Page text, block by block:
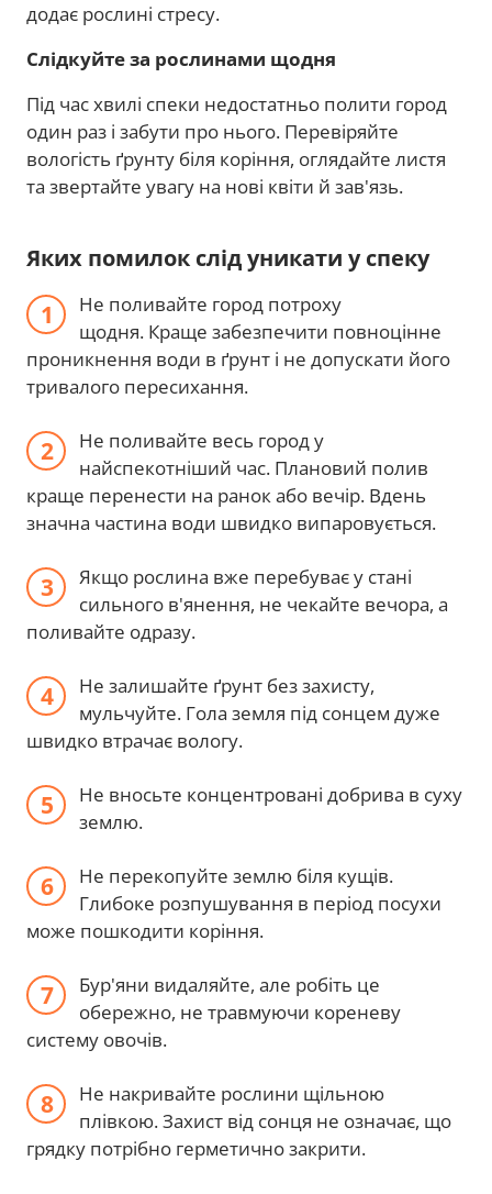
додає рослині стресу.
Слідкуйте за рослинами щодня
Під час хвилі спеки недостатньо полити город
один раз і забути про нього. Перевіряйте
вологість ґрунту біля коріння, оглядайте листя
та звертайте увагу на нові квіти й зав'язь.
Яких помилок слід уникати у спеку
Не поливайте город потроху
щодня. Краще забезпечити повноцінне
проникнення води в ґрунт і не допускати його
тривалого пересихання.
Не поливайте весь город у
найспекотніший час. Плановий полив
краще перенести на ранок або вечір. Вдень
значна частина води швидко випаровується.
Якщо рослина вже перебуває у стані
сильного в'янення, не чекайте вечора, а
поливайте одразу.
Не залишайте ґрунт без захисту,
мульчуйте. Гола земля під сонцем дуже
швидко втрачає вологу.
Не вносьте концентровані добрива в суху
землю.
Не перекопуйте землю біля кущів.
Глибоке розпушування в період посухи
може пошкодити коріння.
Бур'яни видаляйте, але робіть це
обережно, не травмуючи кореневу
систему овочів.
Не накривайте рослини щільною
плівкою. Захист від сонця не означає, що
грядку потрібно герметично закрити.